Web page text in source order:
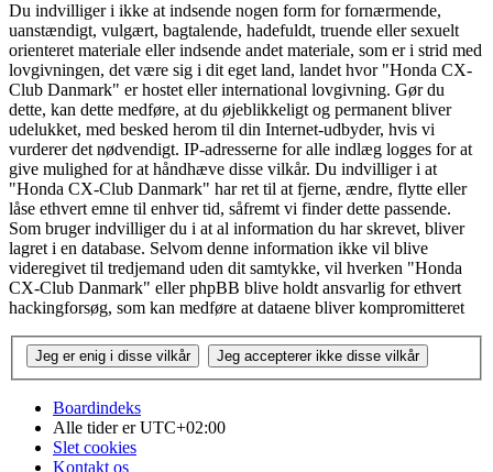
Du indvilliger i ikke at indsende nogen form for fornærmende,
uanstændigt, vulgært, bagtalende, hadefuldt, truende eller sexuelt
orienteret materiale eller indsende andet materiale, som er i strid med
lovgivningen, det være sig i dit eget land, landet hvor "Honda CX-
Club Danmark" er hostet eller international lovgivning. Gør du
dette, kan dette medføre, at du øjeblikkeligt og permanent bliver
udelukket, med besked herom til din Internet-udbyder, hvis vi
vurderer det nødvendigt. IP-adresserne for alle indlæg logges for at
give mulighed for at håndhæve disse vilkår. Du indvilliger i at
"Honda CX-Club Danmark" har ret til at fjerne, ændre, flytte eller
låse ethvert emne til enhver tid, såfremt vi finder dette passende.
Som bruger indvilliger du i at al information du har skrevet, bliver
lagret i en database. Selvom denne information ikke vil blive
videregivet til tredjemand uden dit samtykke, vil hverken "Honda
CX-Club Danmark" eller phpBB blive holdt ansvarlig for ethvert
hackingforsøg, som kan medføre at dataene bliver kompromitteret
Boardindeks
Alle tider erUTC+02:00
Slet cookies
Kontakt os